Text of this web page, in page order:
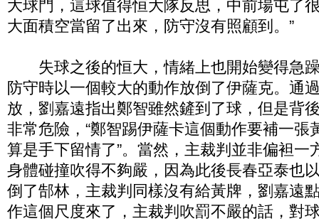
大球門，這球值得恒大隊反思，中前場屯了
大面積空當留了出來，防守沒有照顧到。”
失球之後的恒大，情緒上也開始變得急
防守時以一個較大的動作放倒了伊薩克。通
放，劉嘉遠指出鄭智雖然鏟到了球，但是背
非常危險，“鄭智踢伊薩卡這個動作要補一張
算是手下留情了”。當然，主裁判並非偏袒一
身體碰撞吹得不夠嚴，因為此後長春亞泰也
倒了郜林，主裁判同樣沒有給黃牌，劉嘉遠
作這個尺度來了，主裁判吹罰不嚴的話，對